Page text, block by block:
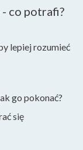
co potrafi?
lepiej rozumieć
go pokonać?
się